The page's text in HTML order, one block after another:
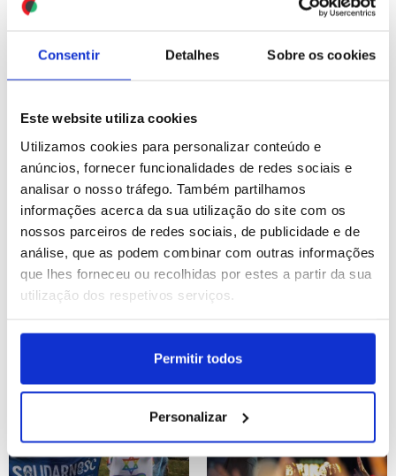
Consentir Detalhes Sobre os cookies
Este website utiliza cookies
Utilizamos cookies para personalizar conteúdo e
anúncios, fornecer funcionalidades de redes sociais e
analisar o nosso tráfego. Também partilhamos
informações acerca da sua utilização do site com os
nossos parceiros de redes sociais, de publicidade e de
análise, que as podem combinar com outras informações
que lhes forneceu ou recolhidas por estes a partir da sua
utilização dos respetivos serviços.
Permitir todos
Personalizar
ID: 47445715 Data: 11/07/2026 10:54 ID: 47445708 Data: 11/07/2026 10:46
37 IMAGENS
Data: 10/07/2026 22:12
Benchamabophit
ID: 47443220
15 IMAGENS